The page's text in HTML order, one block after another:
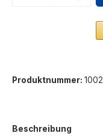
Produktnummer:
Beschreibung